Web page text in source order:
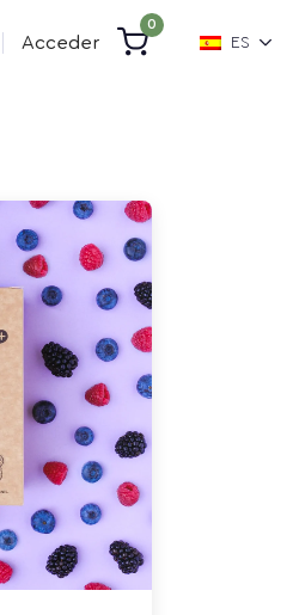
Acceder
0
ES